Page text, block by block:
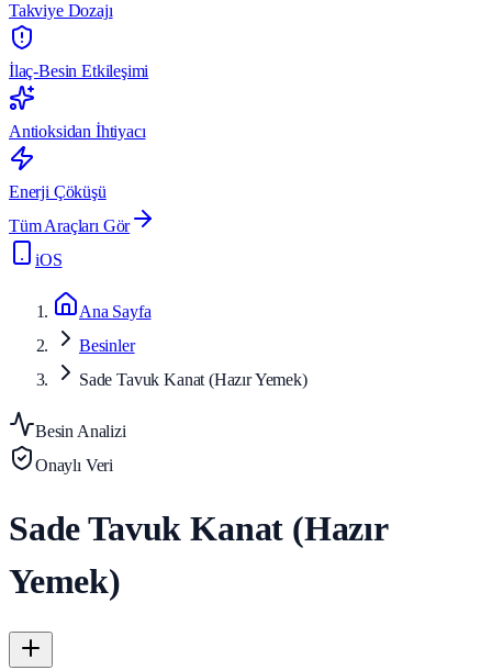
Takviye Dozajı
İlaç-Besin Etkileşimi
Antioksidan İhtiyacı
Enerji Çöküşü
Tüm Araçları Gör
iOS
Ana Sayfa
Besinler
Sade Tavuk Kanat (Hazır Yemek)
Besin Analizi
Onaylı Veri
Sade Tavuk Kanat (Hazır
Yemek)